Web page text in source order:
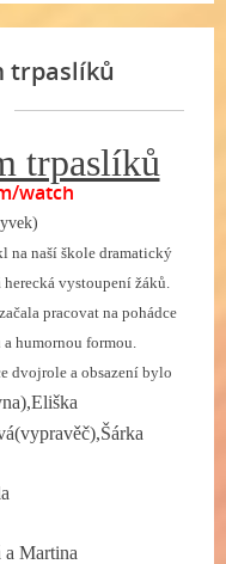
trpaslíků
trpaslíků
watch
na naší škole dramatický
vystoupení žáků.
pracovat na pohádce
humornou formou.
dvojrole a obsazení bylo
Martina